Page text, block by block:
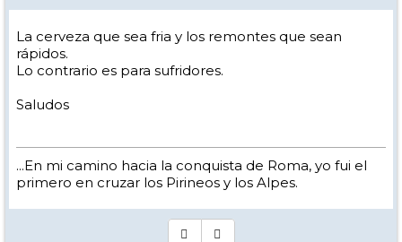
La cerveza que sea fria y los remontes que sean
rápidos.
Lo contrario es para sufridores.
Saludos
...En mi camino hacia la conquista de Roma, yo fui el
primero en cruzar los Pirineos y los Alpes.